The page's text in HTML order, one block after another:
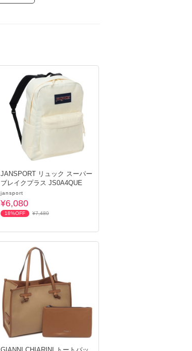
JANSPORT リュック スーパー
ブレイクプラス JS0A4QUE
jansport
¥6,080
18%OFF ¥7,480